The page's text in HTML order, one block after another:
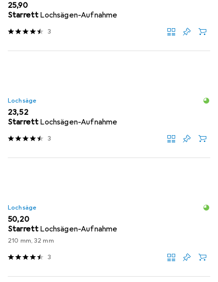
EUR
25,90
Starrett Lochsägen-Aufnahme
3
Lochsäge
EUR
23,52
Starrett Lochsägen-Aufnahme
3
Lochsäge
EUR
50,20
Starrett Lochsägen-Aufnahme
210 mm, 32 mm
3